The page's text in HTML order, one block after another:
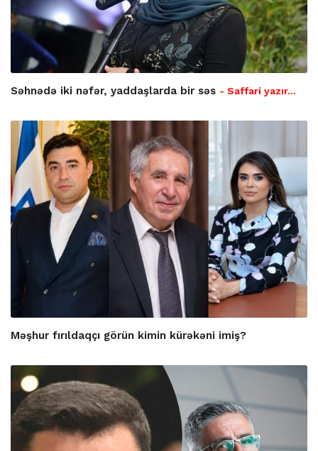
Səhnədə iki nəfər, yaddaşlarda bir səs - Saffari yazır…
Məşhur fırıldaqçı görün kimin kürəkəni imiş?